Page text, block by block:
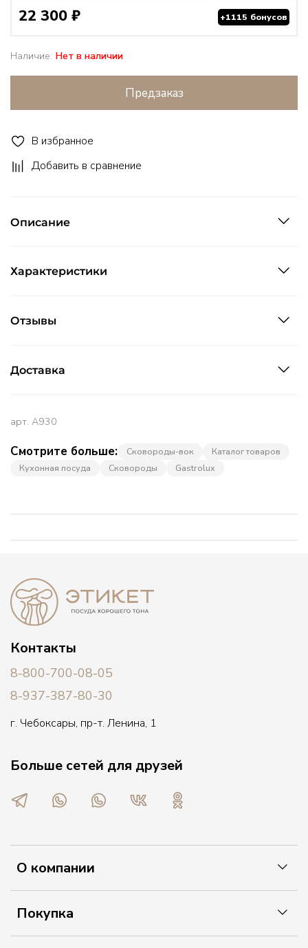
Смотрите больше: Сковороды-вок
Каталог товаров
Кухонная посуда
Сковороды Gastrolux
Наличие: Нет в наличии
22 300 ₽ +1115 бонусов
Предзаказ
В избранное
Добавить в сравнение
Описание
Характеристики
Отзывы
Доставка
арт. A930
О компании
Покупка
Контакты
8-800-700-08-05
8-937-387-80-30
г. Чебоксары, пр-т. Ленина, 1
Больше сетей для друзей